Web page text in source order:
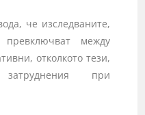
че изследваните,
между
отколкото тези,
при